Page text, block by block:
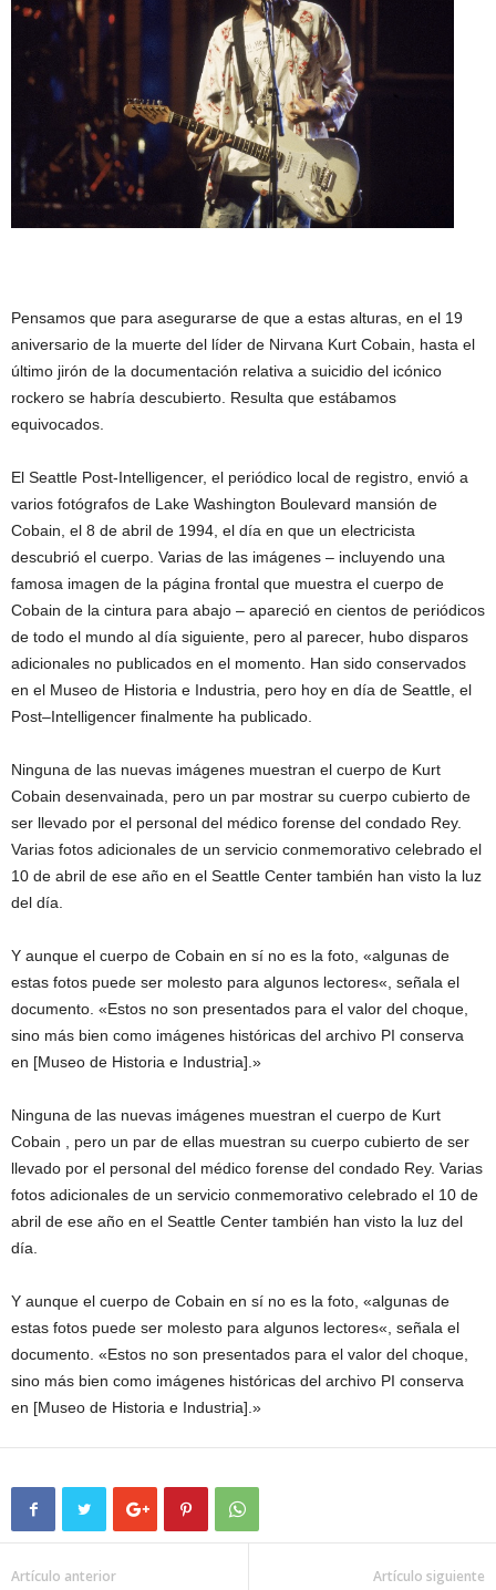
Pensamos que para asegurarse de que a estas alturas, en el 19
aniversario de la muerte del líder de Nirvana Kurt Cobain , hasta el
último jirón de la documentación relativa a suicidio del icónico
rockero se habría descubierto Resulta que estábamos
equivocados.
El Seattle Post-Intelligencer, el periódico local de registro envió a
varios fotógrafos de Lake Washington Boulevard mansión de
Cobain , el 8 de abril de 1994, el día en que un electricista
descubrió el cuerpo. Varias de las imágenes – incluyendo una
famosa imagen de la página frontal que muestra el cuerpo de
Cobain de la cintura para abajo – apareció en cientos de periódicos
de todo el mundo al día siguiente, pero al parecer, hubo disparos
adicionales no publicados en el momento Han sido conservados
en el Museo de Historia e Industria, pero hoy en día de Seattle , el
Post–Intelligencer finalmente ha publicado.
Ninguna de las nuevas imágenes muestran el cuerpo de Kurt
Cobain desenvainada , pero un par mostrar su cuerpo cubierto de
ser llevado por el personal del médico forense del condado Rey.
Varias fotos adicionales de un servicio conmemorativo celebrado el
10 de abril de ese año en el Seattle Center también han visto la luz
del día
Y aunque el cuerpo de Cobain en sí no es la foto «algunas de
estas fotos puede ser molesto para algunos lectores«, señala el
documento. «Estos no son presentados para el valor del choque
sino más bien como imágenes históricas del archivo PI conserva
en [Museo de Historia e Industria].»
Ninguna de las nuevas imágenes muestran el cuerpo de Kurt
Cobain , pero un par de ellas muestran su cuerpo cubierto de ser
llevado por el personal del médico forense del condado Rey. Varias
fotos adicionales de un servicio conmemorativo celebrado el 10 de
abril de ese año en el Seattle Center también han visto la luz del
día
Y aunque el cuerpo de Cobain en sí no es la foto «algunas de
estas fotos puede ser molesto para algunos lectores«, señala el
documento. «Estos no son presentados para el valor del choque
sino más bien como imágenes históricas del archivo PI conserva
en [Museo de Historia e Industria].»
Artículo anterior Artículo siguiente